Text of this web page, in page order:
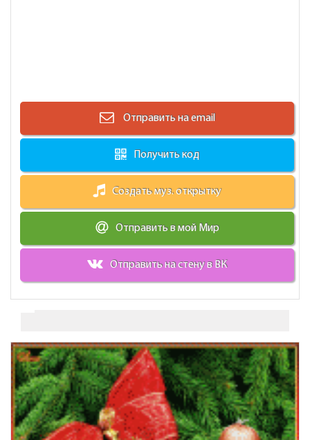
Отправить на email
Получить код
Создать муз. открытку
Отправить в мой Мир
Отправить на стену в ВК